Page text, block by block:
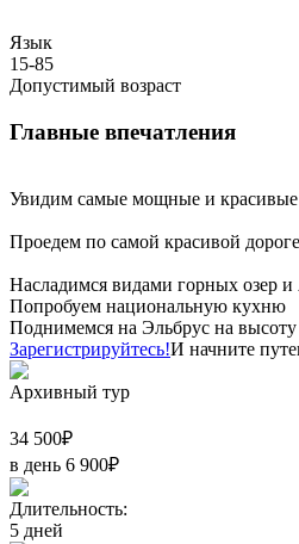
Язык
15-85
Допустимый возраст
Главные впечатления
Увидим самые мощные и
Проедем по самой красивой
Насладимся видами горных озер
Попробуем национальную кухню
Поднимемся на Эльбрус на высоту
Зарегистрируйтесь!И начните
Архивный тур
34 500₽
в день 6 900₽
Длительность:
5 дней